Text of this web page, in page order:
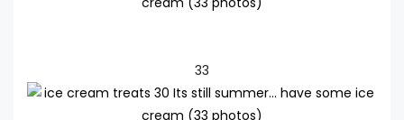
33